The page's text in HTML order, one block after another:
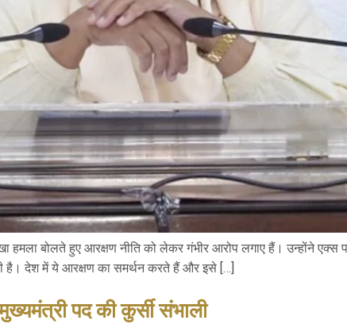
हमला बोलते हुए आरक्षण नीति को लेकर गंभीर आरोप लगाए हैं। उन्होंने
है। देश में ये आरक्षण का समर्थन करते हैं और इसे […]
पद की कुर्सी संभाली